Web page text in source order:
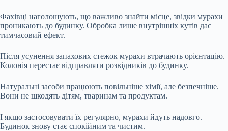
Фахівці наголошують, що важливо знайти місце, звідки мурахи
проникають до будинку. Обробка лише внутрішніх кутів дає
тимчасовий ефект.
Після усунення запахових стежок мурахи втрачають орієнтацію.
Колонія перестає відправляти розвідників до будинку.
Натуральні засоби працюють повільніше хімії, але безпечніше.
Вони не шкодять дітям, тваринам та продуктам.
І якщо застосовувати їх регулярно, мурахи йдуть надовго.
Будинок знову стає спокійним та чистим.